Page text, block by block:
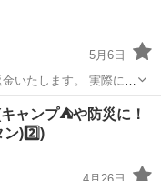
5月6日
ます。 実際に手
リティ チャイム
ャンプ⛺や防災に！
ン)2️⃣)